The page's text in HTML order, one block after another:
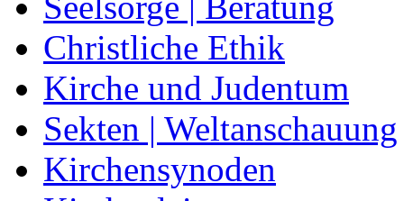
Christliche Ethik
Kirche und Judentum
Sekten | Weltanschauung
Kirchensynoden